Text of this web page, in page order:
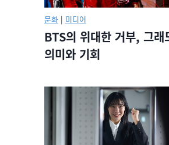
문화 | 미디어
BTS의 위대한 거부, 그래
의미와 기회